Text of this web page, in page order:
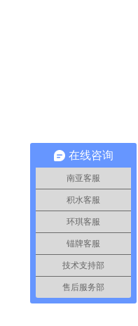
在线咨询
南亚客服
积水客服
环琪客服
锚牌客服
技术支持部
售后服务部